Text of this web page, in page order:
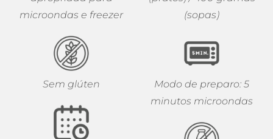
microondas e freezer
Sem glúten
(sopas)
Modo de preparo: 5
minutos microondas